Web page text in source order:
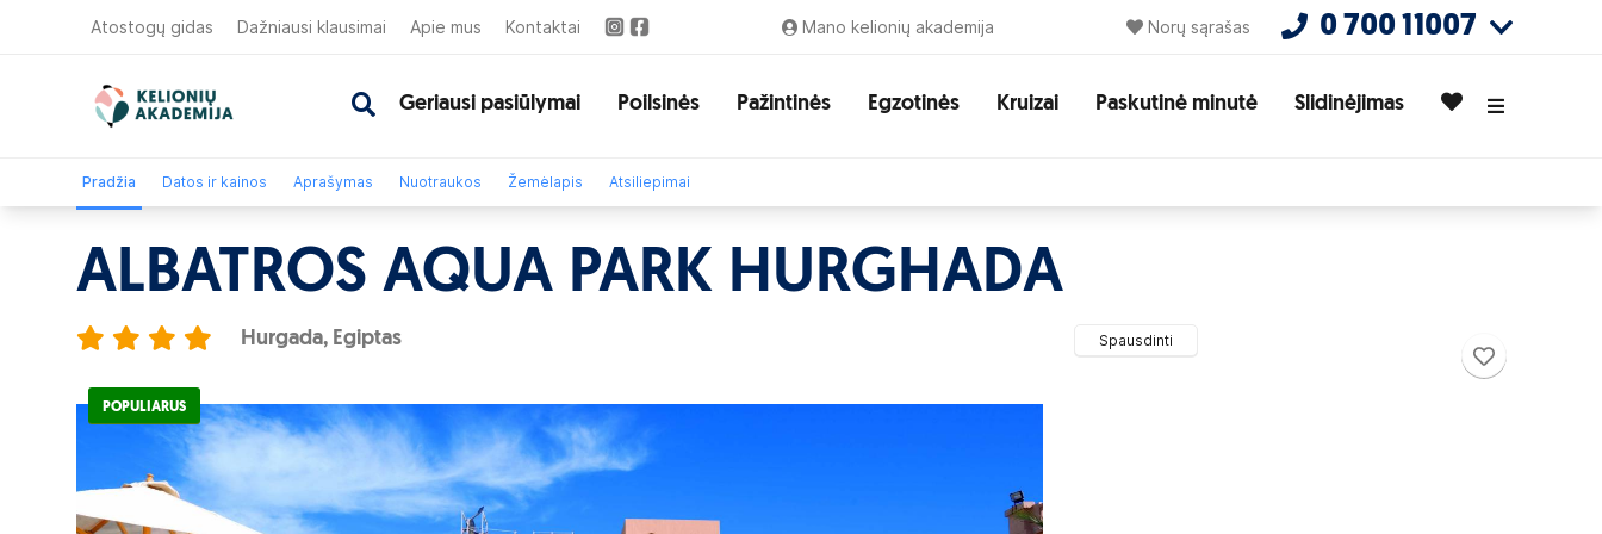
Atostogų gidas Dažniausi klausimai Apie mus Kontaktai Mano kelionių akademija Norų sąrašas 0 700 11007
Geriausi pasiūlymai Poilsinės Pažintinės Egzotinės Kruizai Paskutinė minutė Slidinėjimas
Pradžia Datos ir kainos Aprašymas Nuotraukos Žemėlapis Atsiliepimai
ALBATROS AQUA PARK HURGHADA
Spausdinti
Hurgada, Egiptas
POPULIARUS